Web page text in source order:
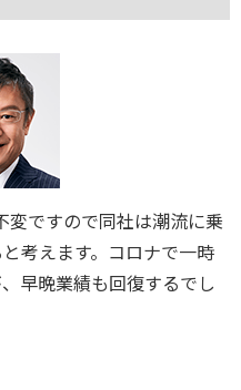
変ですので同社は潮流に乗
考えます。コロナで一時
早晩業績も回復するでし